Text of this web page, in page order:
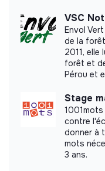
Campagnes
Appui du pôle sur
l’optimisation des
Veille sur les
secteur associatif
Benchmark
Propositions
Between 15 and
persons
Impact study
Carried out an
VSC
Envol
de la
2011,
forêt et
Pérou et
Stage
contre
donner à
mots
3 ans.